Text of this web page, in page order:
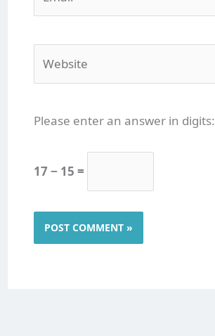
Please enter an answer in digits:
17 − 15 =